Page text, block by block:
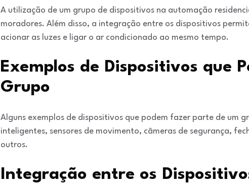
A utilização de um grupo de dispositivos na automação
moradores. Além disso, a integração entre os dispositivos
acionar as luzes e ligar o ar condicionado ao mesmo tempo.
Exemplos de Dispositivos que
Grupo
Alguns exemplos de dispositivos que podem fazer parte de um
inteligentes, sensores de movimento, câmeras de segurança,
outros.
Integração entre os